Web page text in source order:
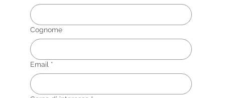
Cognome
Email *